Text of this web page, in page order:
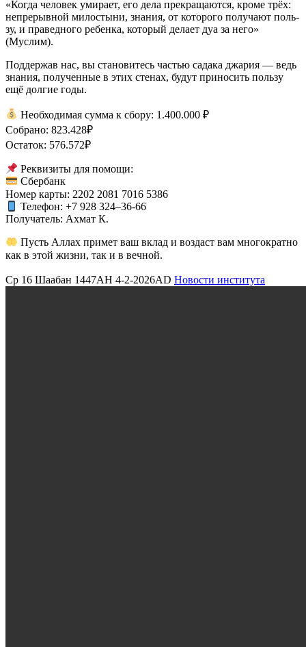
«Когда чело­век уми­ра­ет, его дела пре­кра­ща­ют­ся, кро­ме трёх:
непре­рыв­ной мило­сты­ни, зна­ния, от кото­ро­го полу­ча­ют поль­
зу, и пра­вед­но­го ребен­ка, кото­рый дела­ет дуа за него»
(Муслим).
Под­дер­жав нас, вы ста­но­ви­тесь частью сада­ка джа­рия — ведь
зна­ния, полу­чен­ные в этих сте­нах, будут при­но­сить поль­зу
ещё дол­гие годы.
Необ­хо­ди­мая сум­ма к сбо­ру: 1.400.000 ₽
Собра­но: 823.428₽
Оста­ток: 576.572₽
Рек­ви­зи­ты для помо­щи:
Сбер­банк
Номер кар­ты: 2202 2081 7016 5386
Теле­фон: +7 928 324–36-66
Полу­ча­тель: Ахмат К.
Пусть Аллах при­мет ваш вклад и воз­даст вам мно­го­крат­но
как в этой жиз­ни, так и в веч­ной.
Ср 16 Шаабан 1447AH 4-2-2026AD Новости института